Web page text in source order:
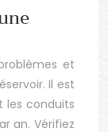
et
Il est
les conduits
an. Vérifiez